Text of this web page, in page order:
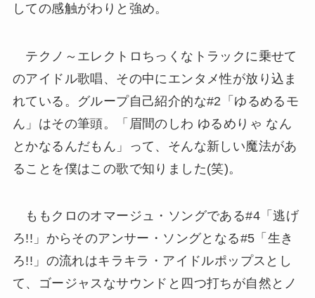
しての感触がわりと強め。
テクノ～エレクトロちっくなトラックに乗せて
のアイドル歌唱、その中にエンタメ性が放り込ま
れている。グループ自己紹介的な#2「ゆるめるモ
ん」はその筆頭。「眉間のしわ ゆるめりゃ なん
とかなるんだもん」って、そんな新しい魔法があ
ることを僕はこの歌で知りました(笑)。
ももクロのオマージュ・ソングである#4「逃げ
ろ!!」からそのアンサー・ソングとなる#5「生き
ろ!!」の流れはキラキラ・アイドルポップスとし
て、ゴージャスなサウンドと四つ打ちが自然とノ